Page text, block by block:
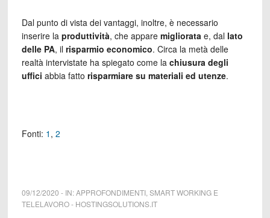
Dal punto di vista dei vantaggi, inoltre, è necessario
inserire la produttività, che appare migliorata e, dal lato
delle PA, il risparmio economico. Circa la metà delle
realtà intervistate ha spiegato come la chiusura degli
uffici abbia fatto risparmiare su materiali ed utenze.
Fonti: 1 , 2
09/12/2020 - IN:APPROFONDIMENTI, SMART WORKING E
TELELAVORO- HOSTINGSOLUTIONS.IT